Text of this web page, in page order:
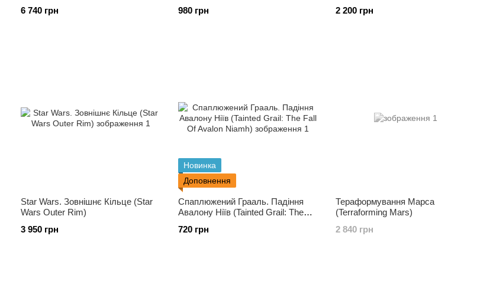
6 740 грн
980 грн
2 200 грн
Star Wars. Зовнішнє Кільце (Star
Wars Outer Rim)
3 950 грн
Новинка
Доповнення
Спаплюжений Грааль. Падіння
Авалону Ніїв (Tainted Grail: The
720 грн
Тераформування Марса
(Terraforming Mars)
2 840 грн